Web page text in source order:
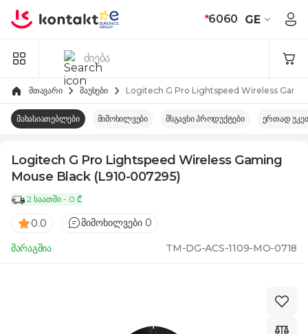
*6060 GE
მთავარი მაუსები Logitech G Pro Lightspeed Wireless
მახასიათებლები მიმოხილვები მსგავსი პროდუქტები ერთად
Logitech G Pro Lightspeed Wireless Gaming
Mouse Black (L910-007295)
2 საათში - 0 ₾
0.0 მიმოხილვები 0
მარაგშია TM-DG-ACS-1109-MO-0718